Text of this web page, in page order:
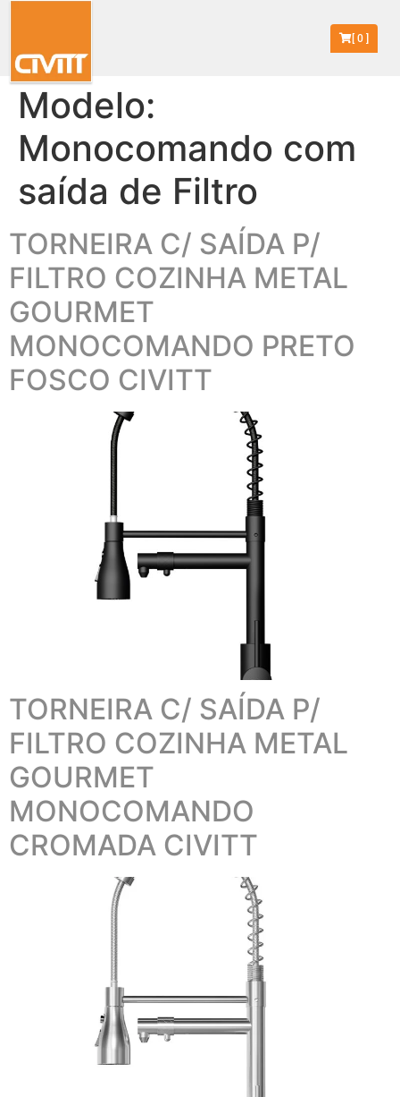
[0]
Modelo:
Monocomando com
saída de Filtro
TORNEIRA C/ SAÍDA P/
FILTRO COZINHA METAL
GOURMET
MONOCOMANDO PRETO
FOSCO CIVITT
TORNEIRA C/ SAÍDA P/
FILTRO COZINHA METAL
GOURMET
MONOCOMANDO
CROMADA CIVITT